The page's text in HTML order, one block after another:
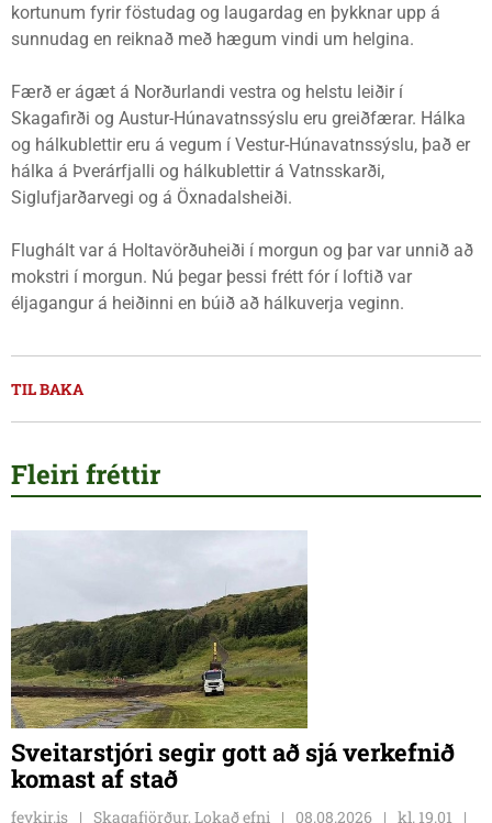
kortunum fyrir föstudag og laugardag en þykknar upp á
sunnudag en reiknað með hægum vindi um helgina.
Færð er ágæt á Norðurlandi vestra og helstu leiðir í
Skagafirði og Austur-Húnavatnssýslu eru greiðfærar. Hálka
og hálkublettir eru á vegum í Vestur-Húnavatnssýslu, það er
hálka á Þverárfjalli og hálkublettir á Vatnsskarði,
Siglufjarðarvegi og á Öxnadalsheiði.
Flughált var á Holtavörðuheiði í morgun og þar var unnið að
mokstri í morgun. Nú þegar þessi frétt fór í loftið var
éljagangur á heiðinni en búið að hálkuverja veginn.
TIL BAKA
Fleiri fréttir
Sveitarstjóri segir gott að sjá verkefnið
komast af stað
feykir.is Skagafjörður, Lokað efni 08.08.2026 kl. 19.01